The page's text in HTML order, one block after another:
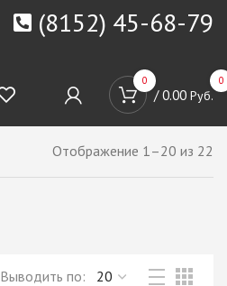
(8152) 45-68-79
0 0
/ 0.00 Руб.
Отображение 1–20 из 22
Выводить по: